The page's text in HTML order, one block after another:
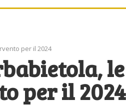
per il 2024
le
per il 2024